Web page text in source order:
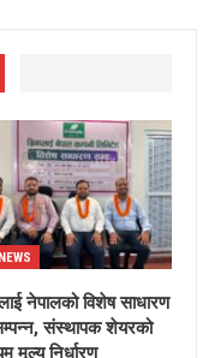
नेपालको विशेष साधारण
संस्थापक शेयरको
मूल्य निर्धारण